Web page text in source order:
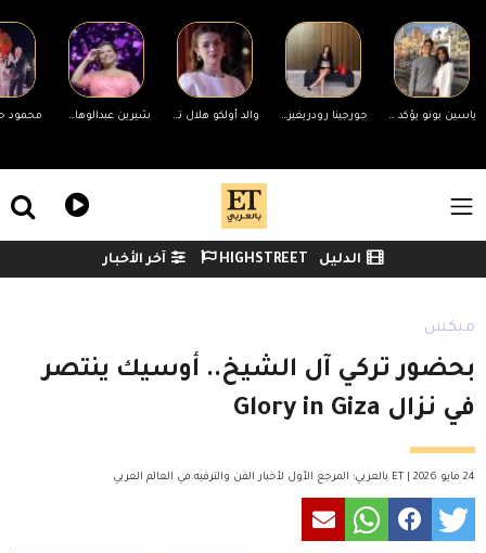
ياسين بونو يؤكد انفصاله عن زوجته لأول مرة وينهي الجدل جورجينا رودريغيز ترد على منتقدي جسمها والد أولكو هلال تشيفتشي يتهم زميلها هاكان شيلبي بإقامة علاقة مع قاصر ويتقدم ببلاغ رسمي شيرين عبدالوهاب تحضر مفاجأة لجمهورها في حفلها غدًا بالساحل الشمالي
Menu
Watch menu الدليل HIGHSTREET آخر الأخبار
ميكس
بحضور تركي آل الشيخ.. أوسيك ينتصر
في نزال Glory in Giza
24 مايو 2026 | ET بالعربي: المرجع الأول لأخبار الفن والترفيه في العالم العربي